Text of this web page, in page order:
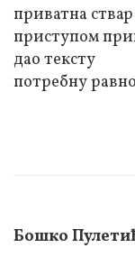
приватна
приступом
дао тексту
потребну
Бошко